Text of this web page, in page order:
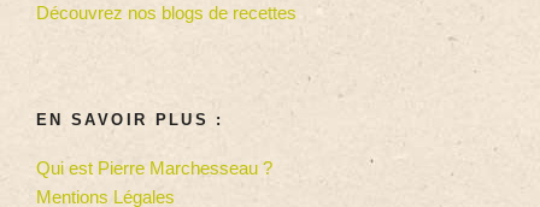
Découvrez nos blogs de recettes
EN SAVOIR PLUS :
Qui est Pierre Marchesseau ?
Mentions Légales